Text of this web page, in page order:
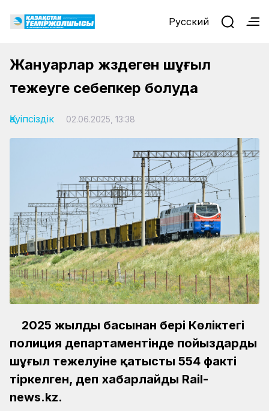
Русский
Жануарлар жүздеген шұғыл
тежеуге себепкер болуда
Қауіпсіздік 02.06.2025, 13:38
2025 жылдың басынан бері Көліктегі
полиция департаментінде пойыздардың
шұғыл тежелуіне қатысты 554 факті
тіркелген, деп хабарлайды Rail-
news.kz.